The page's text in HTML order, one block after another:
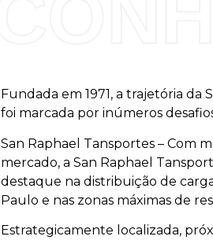
Fundada em 1971, a trajetória da
foi marcada por inúmeros
San Raphael Tansportes – Com
mercado, a San Raphael
destaque na distribuição de
Paulo e nas zonas máximas de
Estrategicamente localizada,